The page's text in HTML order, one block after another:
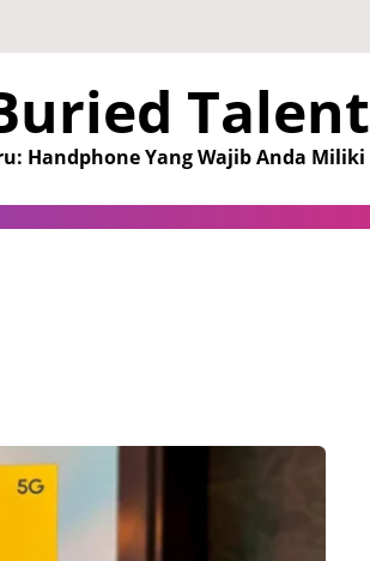
Talent
Handphone Yang Wajib Anda Miliki